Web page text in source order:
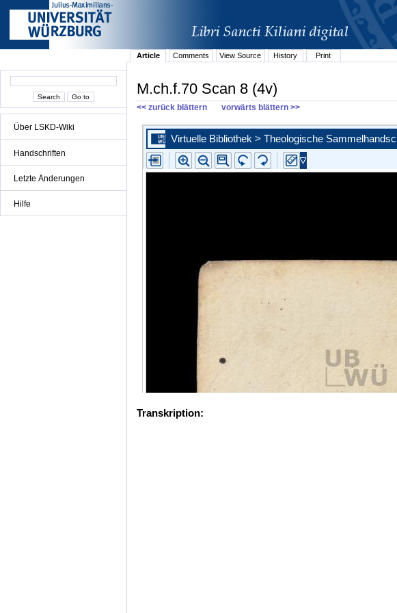
Über LSKD-Wiki
Handschriften
Letzte Änderungen
Hilfe
Article
Comments View Source History Print
M.ch.f.70 Scan 8 (4v)
<< zurück blättern vorwärts blättern >>
Transkription: